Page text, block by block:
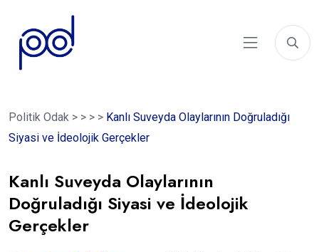
Politik Odak > > > > Kanlı Suveyda Olaylarının Doğruladığı
Siyasi ve İdeolojik Gerçekler
Kanlı Suveyda Olaylarının
Doğruladığı Siyasi ve İdeolojik
Gerçekler